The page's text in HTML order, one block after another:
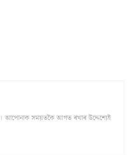
আপোনাক সময়তকৈ আগত ৰখাৰ উদ্দেশ্যেই